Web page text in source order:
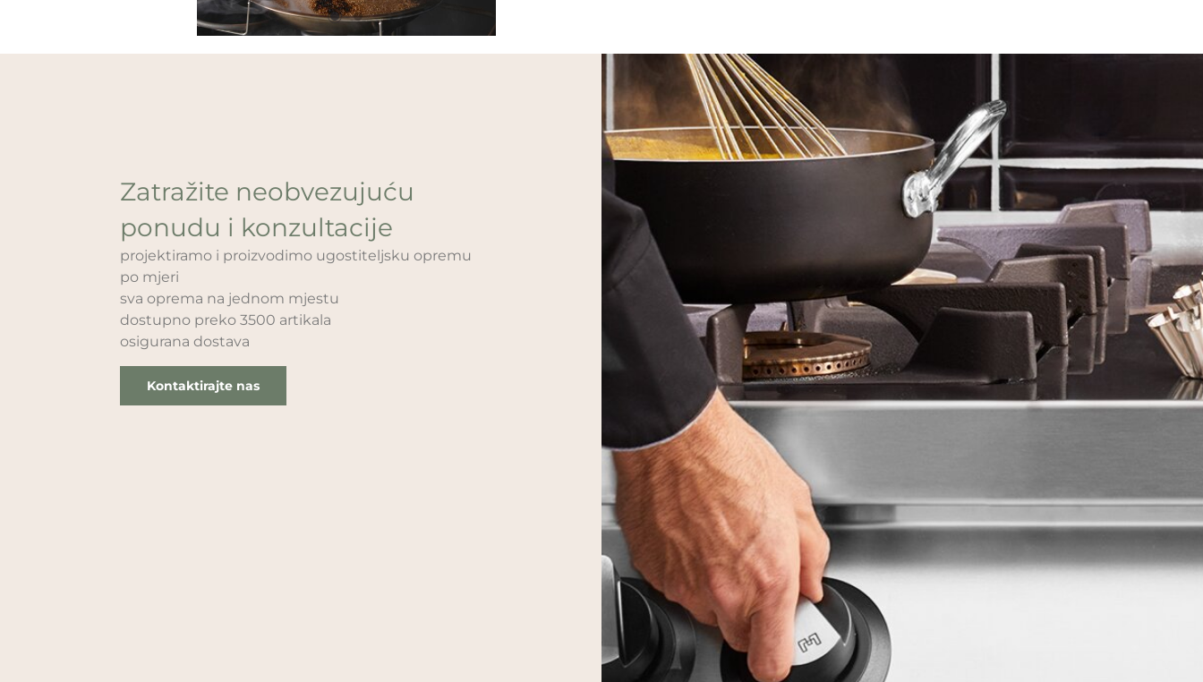
Zatražite neobvezujuću
ponudu i konzultacije
projektiramo i proizvodimo ugostiteljsku opremu
po mjeri
sva oprema na jednom mjestu
dostupno preko 3500 artikala
osigurana dostava
Kontaktirajte nas